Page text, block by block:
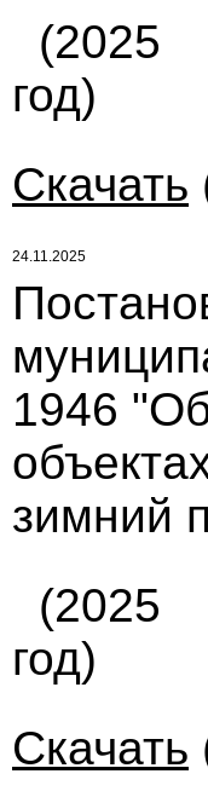
(2025
год)
Скачать
24.11.2025
1946
зимний
(2025
год)
Скачать